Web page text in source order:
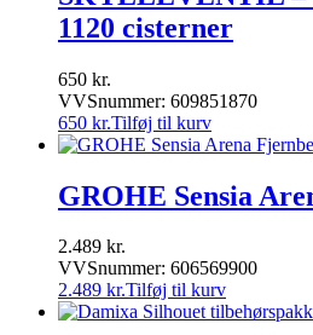
1120 cisterner
650 kr.
VVSnummer: 609851870
650 kr.Tilføj til kurv
GROHE Sensia
2.489 kr.
VVSnummer: 606569900
2.489 kr.Tilføj til kurv